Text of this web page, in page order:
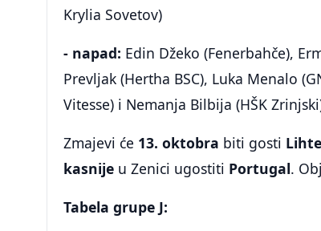
Krylia Sovetov)
- napad: Edin Džeko (Fenerbahče),
Prevljak (Hertha BSC), Luka Menalo
Vitesse) i Nemanja Bilbija (HŠK
Zmajevi će 13. oktobra biti gosti
kasnije u Zenici ugostiti Portugal.
Tabela grupe J: